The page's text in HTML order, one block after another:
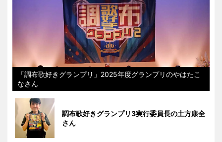
「調布歌好きグランプリ」2025年度グランプリのやはたこ
なさん
調布歌好きグランプリ3実行委員長の土方康全
さん